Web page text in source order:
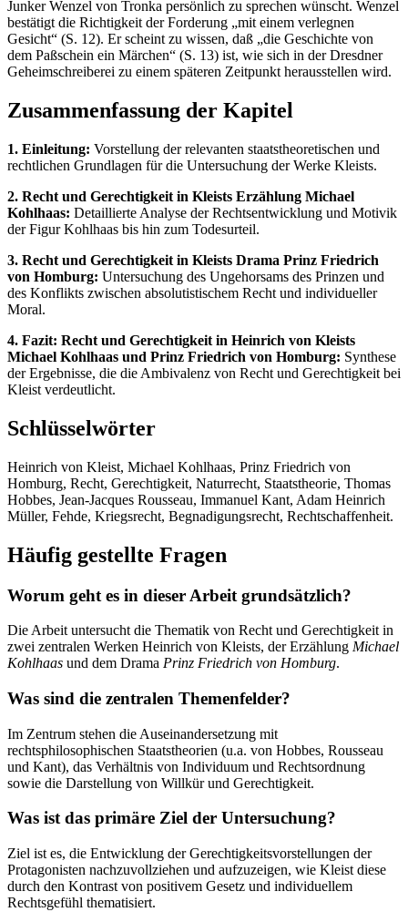
Junker Wenzel von Tronka persönlich zu sprechen wünscht. Wenzel
bestätigt die Richtigkeit der Forderung „mit einem verlegnen
Gesicht“ (S. 12). Er scheint zu wissen, daß „die Geschichte von
dem Paßschein ein Märchen“ (S. 13) ist, wie sich in der Dresdner
Geheimschreiberei zu einem späteren Zeitpunkt herausstellen wird.
Zusammenfassung der Kapitel
1. Einleitung: Vorstellung der relevanten staatstheoretischen und
rechtlichen Grundlagen für die Untersuchung der Werke Kleists.
2. Recht und Gerechtigkeit in Kleists Erzählung Michael
Kohlhaas: Detaillierte Analyse der Rechtsentwicklung und Motivik
der Figur Kohlhaas bis hin zum Todesurteil.
3. Recht und Gerechtigkeit in Kleists Drama Prinz Friedrich
von Homburg: Untersuchung des Ungehorsams des Prinzen und
des Konflikts zwischen absolutistischem Recht und individueller
Moral.
4. Fazit: Recht und Gerechtigkeit in Heinrich von Kleists
Michael Kohlhaas und Prinz Friedrich von Homburg: Synthese
der Ergebnisse, die die Ambivalenz von Recht und Gerechtigkeit bei
Kleist verdeutlicht.
Schlüsselwörter
Heinrich von Kleist, Michael Kohlhaas, Prinz Friedrich von
Homburg, Recht, Gerechtigkeit, Naturrecht, Staatstheorie, Thomas
Hobbes, Jean-Jacques Rousseau, Immanuel Kant, Adam Heinrich
Müller, Fehde, Kriegsrecht, Begnadigungsrecht, Rechtschaffenheit.
Häufig gestellte Fragen
Worum geht es in dieser Arbeit grundsätzlich?
Die Arbeit untersucht die Thematik von Recht und Gerechtigkeit in
zwei zentralen Werken Heinrich von Kleists, der Erzählung Michael
Kohlhaas und dem Drama Prinz Friedrich von Homburg.
Was sind die zentralen Themenfelder?
Im Zentrum stehen die Auseinandersetzung mit
rechtsphilosophischen Staatstheorien (u.a. von Hobbes, Rousseau
und Kant), das Verhältnis von Individuum und Rechtsordnung
sowie die Darstellung von Willkür und Gerechtigkeit.
Was ist das primäre Ziel der Untersuchung?
Ziel ist es, die Entwicklung der Gerechtigkeitsvorstellungen der
Protagonisten nachzuvollziehen und aufzuzeigen, wie Kleist diese
durch den Kontrast von positivem Gesetz und individuellem
Rechtsgefühl thematisiert.